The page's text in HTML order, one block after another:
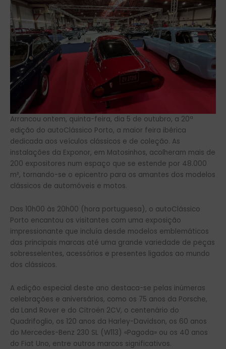
Arrancou ontem, quinta-feira, dia 5 de outubro, a 20ª
edição do autoClássico Porto, a maior feira ibérica
dedicada aos veículos clássicos e de coleção. As
instalações da Exponor, em Matosinhos, acolheram mais de
200 expositores num espaço que se estende por 48.000
m², tornando-se o epicentro para os amantes dos modelos
clássicos de automóveis e motos.
Das 10h00 às 20h00 (hora portuguesa), o autoClássico
Porto encantou os visitantes com uma exposição
impressionante que incluía desde modelos emblemáticos
das principais marcas até uma grande variedade de peças
sobresselentes, acessórios e presentes ligados ao mundo
dos clássicos.
A edição especial deste ano destaca-se pelas inúmeras
celebrações e aniversários, como os 75 anos da Porsche,
da Land Rover e do Citroën 2CV, o centenário do
Quadrifoglio, os 120 anos da Harley-Davidson, os 60 anos
do Mercedes-Benz 230 SL (W113) «Pagoda» ou os 40 anos
do Fiat Uno, entre outros marcos significativos.